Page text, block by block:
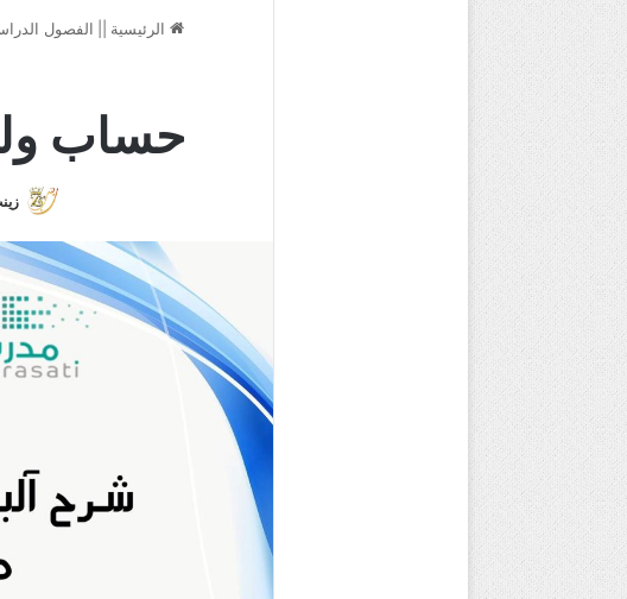
الرئيسية الفصول
حساب